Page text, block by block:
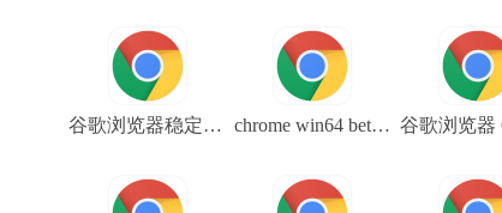
谷歌浏览器稳定版32位下载 Google chrome stable V104.0.5112.81 chrome win64 beta 105.0.5195.19 Chrome浏览器beta版下载